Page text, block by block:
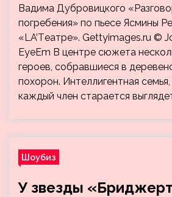
Вадима Дубровицкого
погребения» по пьесе Ясмины
«LA’Tеатре». Gettyimages.ru ©
EyeEm В центре сюжета
героев, собравшиеся в
похорон. Интеллигентная
каждый член старается
Шоубиз
У звезды